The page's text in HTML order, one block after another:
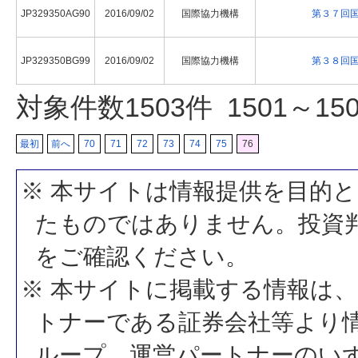
JP329350AG90 2016/09/02 国際協力機構 第３７回
JP329350BG99 2016/09/02 国際協力機構 第３８回
対象件数1503件 1501～
最初 前へ 70 71 72 73 74 75 76
※ 本サイトは情報提供を目的
たものではありません。投資
をご確認ください。
※ 本サイトに掲載する情報は
トナーである証券会社等よ